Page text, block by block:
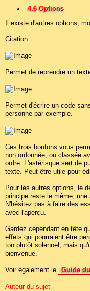
4.6 Options
Il existe d'autres options,
Citation:
Permet de reprendre un
Permet d'écrire un code
personne par exemple.
Ces trois boutons vous
non ordonnée, ou classée
ordre. L'astérisque sert de
texte. Peut être utile pour
Pour les autres options, le
principe reste le même, une
N'hésitez pas à faire des
avec l'aperçu.
Gardez cependant en tête
effets qui pourraient être
ton plutôt solennel, mais
bienvenue.
Voir également le Guide
Auteur du sujet